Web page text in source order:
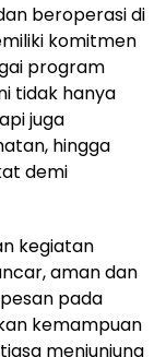
beroperasi di
komitmen
program
tidak hanya
juga
hingga
demi
kegiatan
aman dan
pada
kemampuan
menjunjung